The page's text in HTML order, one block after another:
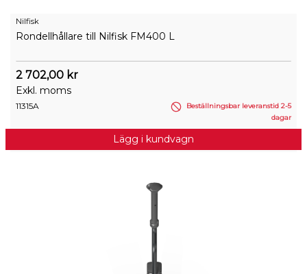
Nilfisk
Rondellhållare till Nilfisk FM400 L
2 702,00 kr
Exkl. moms
11315A
Beställningsbar leveranstid 2-5
dagar
Lägg i kundvagn